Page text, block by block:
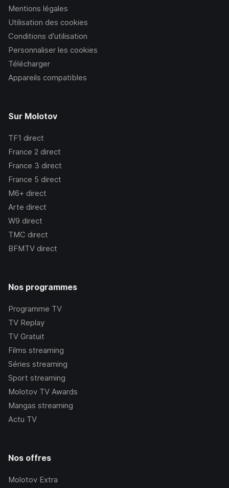
Mentions légales
Utilisation des cookies
Conditions d’utilisation
Personnaliser les cookies
Télécharger
Appareils compatibles
Sur Molotov
TF1 direct
France 2 direct
France 3 direct
France 5 direct
M6+ direct
Arte direct
W9 direct
TMC direct
BFMTV direct
Nos programmes
Programme TV
TV Replay
TV Gratuit
Films streaming
Séries streaming
Sport streaming
Molotov TV Awards
Mangas streaming
Actu TV
Nos offres
Molotov Extra